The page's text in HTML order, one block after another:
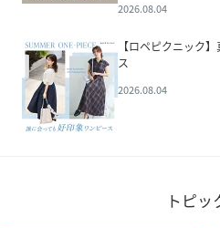
2026.08.04
【ロペピクニック
ス
2026.08.04
トピッ